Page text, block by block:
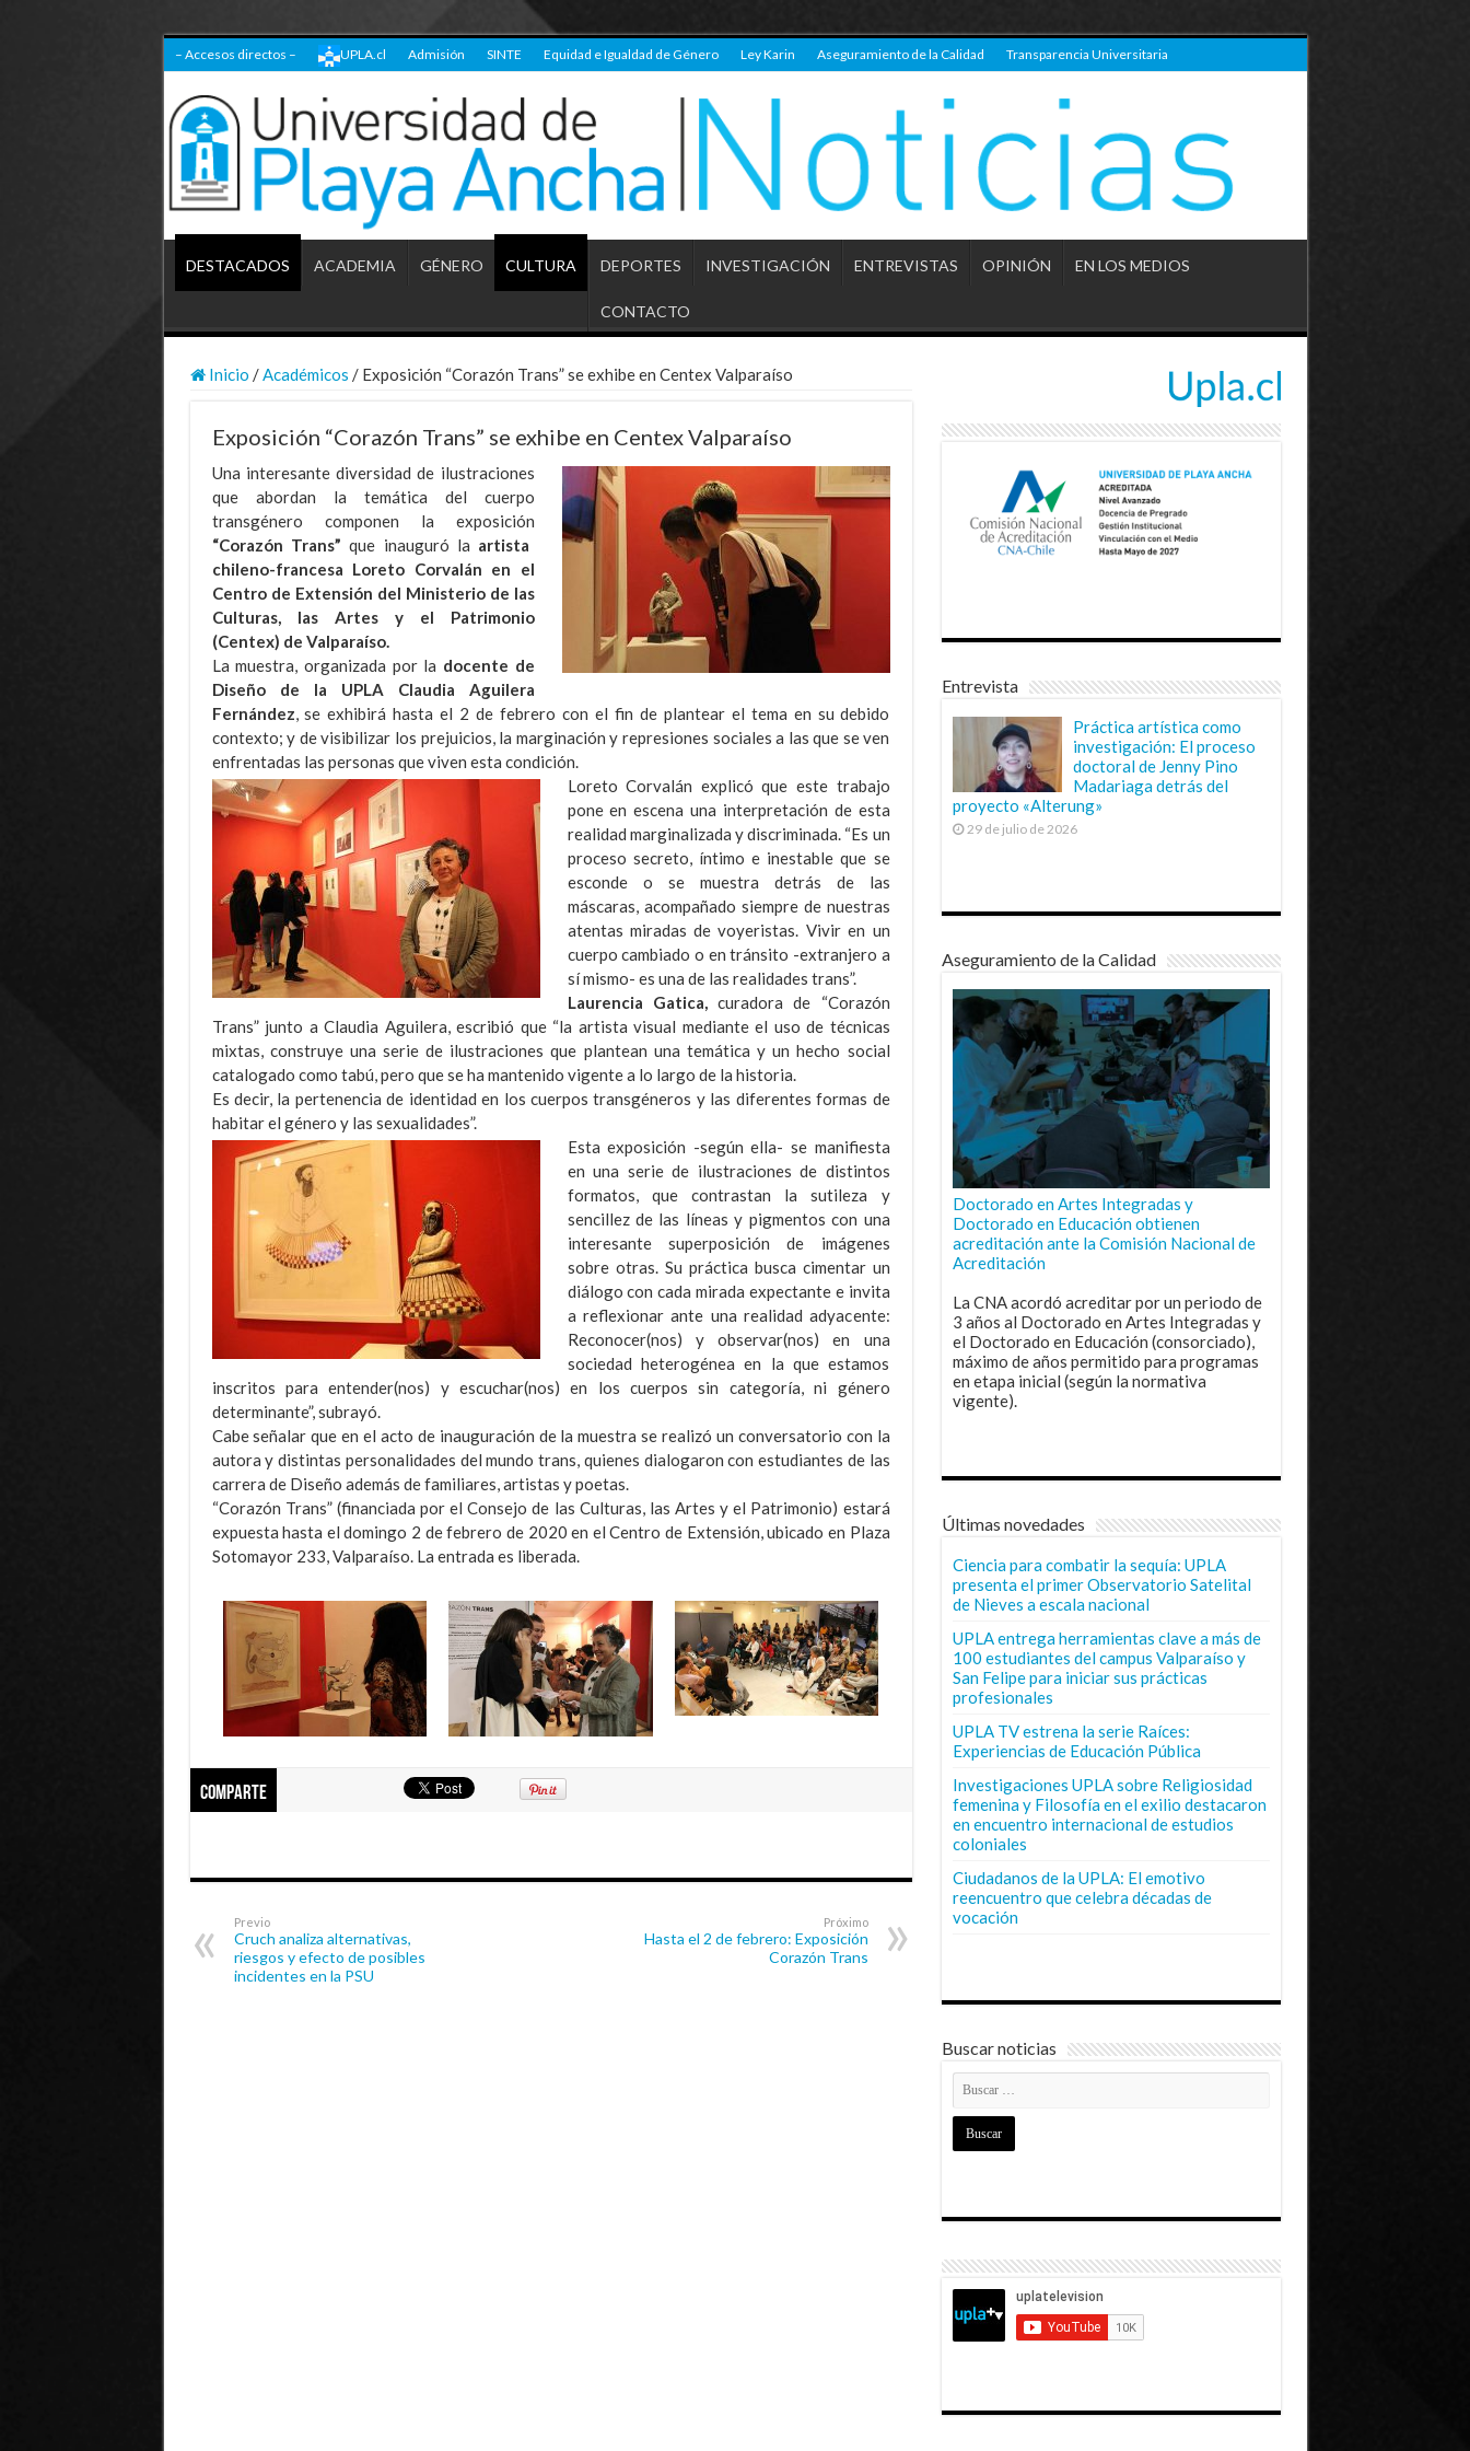
– Accesos directos – UPLA.cl Admisión SINTE Equidad e Igualdad de Género Ley Karin Aseguramiento de la Calidad Transparencia Universitaria
DESTACADOS ACADEMIA GÉNERO CULTURA DEPORTES INVESTIGACIÓN ENTREVISTAS OPINIÓN EN LOS MEDIOS
CONTACTO
Inicio / Académicos / Exposición “Corazón Trans” se exhibe en Centex Valparaíso
Exposición “Corazón Trans” se exhibe en Centex Valparaíso
Una interesante diversidad de ilustraciones
que abordan la temática del cuerpo
transgénero componen la exposición
“Corazón Trans” que inauguró la artista
chileno-francesa Loreto Corvalán en el
Centro de Extensión del Ministerio de las
Culturas, las Artes y el Patrimonio
(Centex) de Valparaíso.
La muestra, organizada por la docente de
Diseño de la UPLA Claudia Aguilera
Fernández , se exhibirá hasta el 2 de febrero con el fin de plantear el tema en su debido
contexto; y de visibilizar los prejuicios, la marginación y represiones sociales a las que se ven
enfrentadas las personas que viven esta condición.
Loreto Corvalán explicó que este trabajo
pone en escena una interpretación de esta
realidad marginalizada y discriminada. “Es un
proceso secreto, íntimo e inestable que se
esconde o se muestra detrás de las
máscaras, acompañado siempre de nuestras
atentas miradas de voyeristas. Vivir en un
cuerpo cambiado o en tránsito -extranjero a
sí mismo- es una de las realidades trans”.
Laurencia Gatica,
curadora de “Corazón
Trans” junto a Claudia Aguilera, escribió que “la artista visual mediante el uso de técnicas
mixtas, construye una serie de ilustraciones que plantean una temática y un hecho social
catalogado como tabú, pero que se ha mantenido vigente a lo largo de la historia.
Es decir, la pertenencia de identidad en los cuerpos transgéneros y las diferentes formas de
habitar el género y las sexualidades”.
Esta exposición -según ella- se manifiesta
en una serie de ilustraciones de distintos
formatos, que contrastan la sutileza y
sencillez de las líneas y pigmentos con una
interesante superposición de imágenes
sobre otras. Su práctica busca cimentar un
diálogo con cada mirada expectante e invita
a reflexionar ante una realidad adyacente:
Reconocer(nos) y observar(nos) en una
sociedad heterogénea en la que estamos
inscritos para entender(nos) y escuchar(nos) en los cuerpos sin categoría, ni género
determinante”, subrayó.
Cabe señalar que en el acto de inauguración de la muestra se realizó un conversatorio con la
autora y distintas personalidades del mundo trans, quienes dialogaron con estudiantes de las
carrera de Diseño además de familiares, artistas y poetas.
“Corazón Trans” (financiada por el Consejo de las Culturas, las Artes y el Patrimonio) estará
expuesta hasta el domingo 2 de febrero de 2020 en el Centro de Extensión, ubicado en Plaza
Sotomayor 233, Valparaíso. La entrada es liberada.
Comparte
Previo
Cruch analiza alternativas,
riesgos y efecto de posibles
incidentes en la PSU
Próximo
Hasta el 2 de febrero: Exposición
Corazón Trans
Entrevista
Práctica artística como
investigación: El proceso
doctoral de Jenny Pino
Madariaga detrás del
proyecto «Alterung»
29 de julio de 2026
Aseguramiento de la Calidad
Doctorado en Artes Integradas y
Doctorado en Educación obtienen
acreditación ante la Comisión Nacional de
Acreditación
La CNA acordó acreditar por un periodo de
3 años al Doctorado en Artes Integradas y
el Doctorado en Educación (consorciado),
máximo de años permitido para programas
en etapa inicial (según la normativa
vigente).
Últimas novedades
Ciencia para combatir la sequía: UPLA
presenta el primer Observatorio Satelital
de Nieves a escala nacional
UPLA entrega herramientas clave a más de
100 estudiantes del campus Valparaíso y
San Felipe para iniciar sus prácticas
profesionales
UPLA TV estrena la serie Raíces:
Experiencias de Educación Pública
Investigaciones UPLA sobre Religiosidad
femenina y Filosofía en el exilio destacaron
en encuentro internacional de estudios
coloniales
Ciudadanos de la UPLA: El emotivo
reencuentro que celebra décadas de
vocación
Buscar noticias